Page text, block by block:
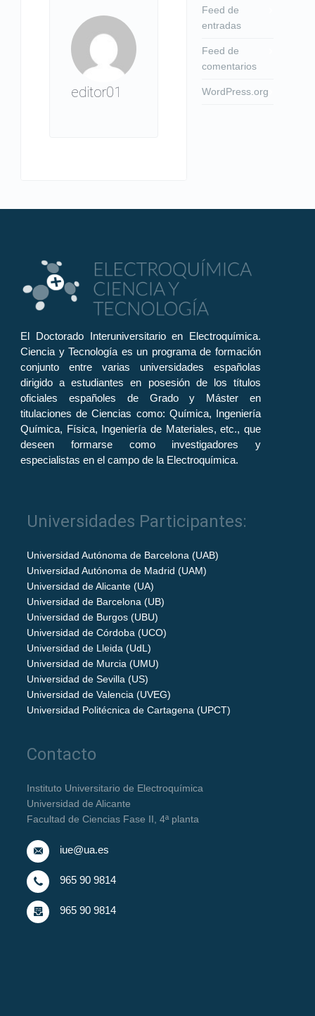
editor01
Feed de
entradas
Feed de
comentarios
WordPress.org
El Doctorado Interuniversitario en Electroquímica.
Ciencia y Tecnología es un programa de formación
conjunto entre varias universidades españolas
dirigido a estudiantes en posesión de los títulos
oficiales españoles de Grado y Máster en
titulaciones de Ciencias como: Química, Ingeniería
Química, Física, Ingeniería de Materiales, etc., que
deseen formarse como investigadores y
especialistas en el campo de la Electroquímica.
Universidades Participantes:
Universidad Autónoma de Barcelona (UAB)
Universidad Autónoma de Madrid (UAM)
Universidad de Alicante (UA)
Universidad de Barcelona (UB)
Universidad de Burgos (UBU)
Universidad de Córdoba (UCO)
Universidad de Lleida (UdL)
Universidad de Murcia (UMU)
Universidad de Sevilla (US)
Universidad de Valencia (UVEG)
Universidad Politécnica de Cartagena (UPCT)
Contacto
Instituto Universitario de Electroquímica
Universidad de Alicante
Facultad de Ciencias Fase II, 4ª planta
iue@ua.es
965 90 9814
965 90 9814